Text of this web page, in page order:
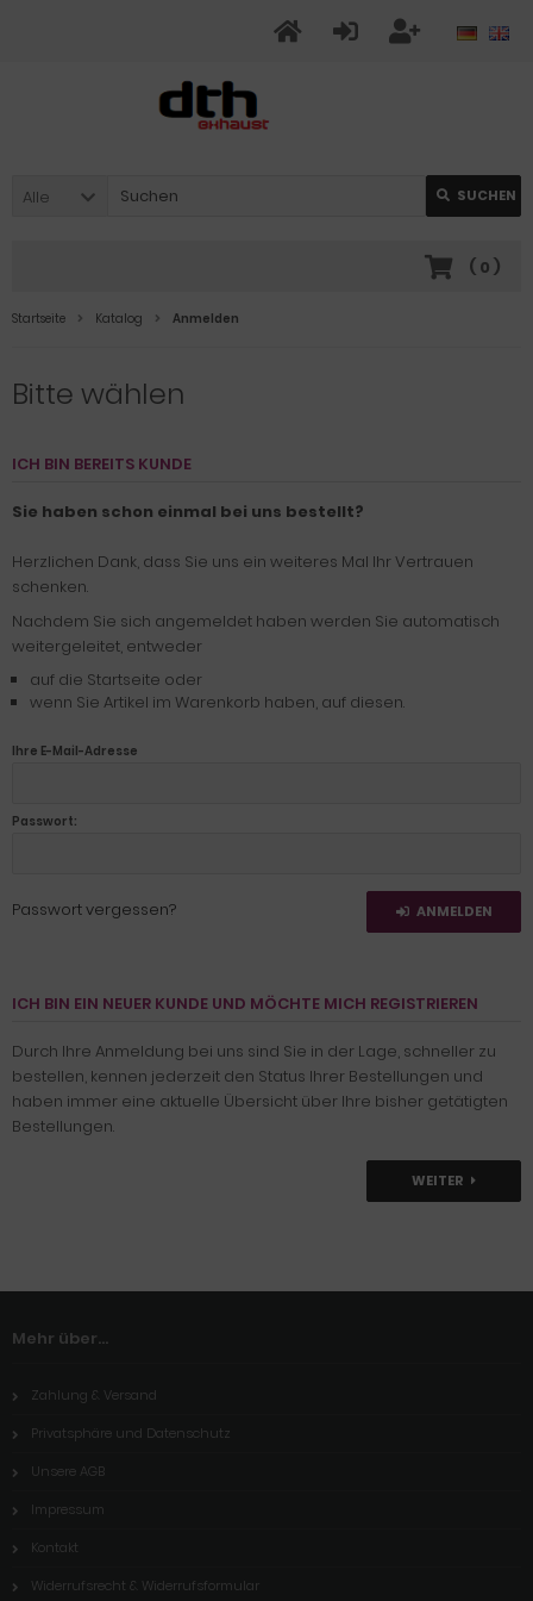
Alle SUCHEN
( 0 )
Startseite Katalog Anmelden
Bitte wählen
ICH BIN BEREITS KUNDE
Sie haben schon einmal bei uns bestellt?
Herzlichen Dank, dass Sie uns ein weiteres Mal Ihr Vertrauen
schenken.
Nachdem Sie sich angemeldet haben werden Sie automatisch
weitergeleitet, entweder
auf die Startseite oder
wenn Sie Artikel im Warenkorb haben, auf diesen.
Ihre E-Mail-Adresse
Passwort:
Passwort vergessen? ANMELDEN
ICH BIN EIN NEUER KUNDE UND MÖCHTE MICH REGISTRIEREN
Durch Ihre Anmeldung bei uns sind Sie in der Lage, schneller zu
bestellen, kennen jederzeit den Status Ihrer Bestellungen und
haben immer eine aktuelle Übersicht über Ihre bisher getätigten
Bestellungen.
WEITER
Mehr über...
Zahlung & Versand
Privatsphäre und Datenschutz
Unsere AGB
Impressum
Kontakt
Widerrufsrecht & Widerrufsformular